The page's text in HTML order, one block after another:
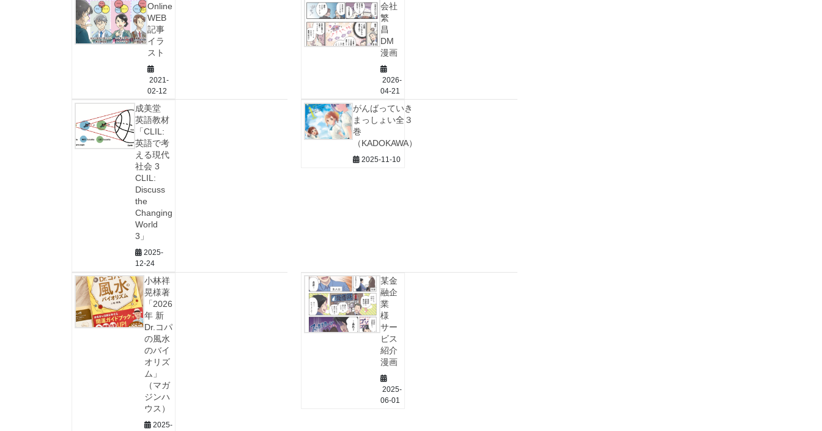
Online
WEB
記事
イラ
スト
2021-
02-12
会社
繁
昌
DM
漫画
2026-
04-21
成美堂
英語教材
「CLIL:
英語で考
える現代
社会 3
CLIL:
Discuss
the
Changing
World
3」
2025-
12-24
がんばっていき
まっしょい全３
巻
（KADOKAWA）
2025-11-10
小林祥
晃様著
「2026
年 新
Dr.コパ
の風水
のバイ
オリズ
ム」
（マガ
ジンハ
ウス）
2025-
某金
融企
業
様
サー
ビス
紹介
漫画
2025-
06-01